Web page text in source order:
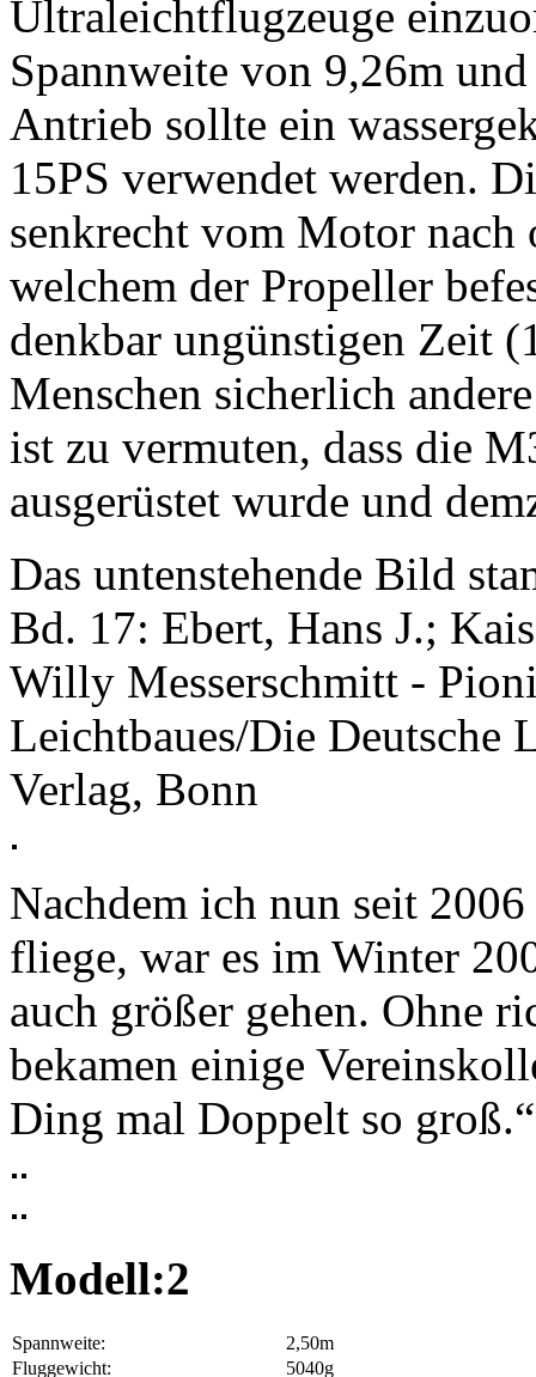
Ultraleichtflugzeuge
Spannweite von 9,26m
Antrieb sollte ein
15PS verwendet werden.
senkrecht vom Motor nach
welchem der Propeller
denkbar ungünstigen Zeit
Menschen sicherlich
ist zu vermuten, dass die
ausgerüstet wurde und
Das untenstehende Bild
Bd. 17: Ebert, Hans J.;
Willy Messerschmitt -
Leichtbaues/Die Deutsche
Verlag, Bonn
Nachdem ich nun seit
fliege, war es im Winter
auch größer gehen. Ohne
bekamen einige
Ding mal Doppelt so
Modell:2
Spannweite:
2,50m
Fluggewicht:
5040g